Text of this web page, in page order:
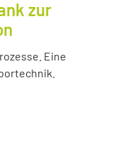
zur
Eine